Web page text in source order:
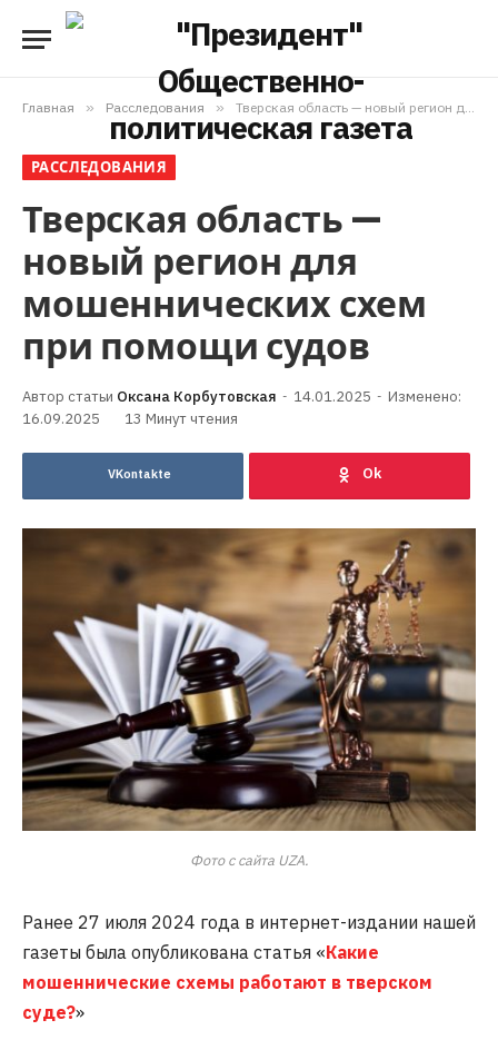
Главная » Расследования » Тверская область — новый регион для мошеннических схем при помощи судов
РАССЛЕДОВАНИЯ
Тверская область —
новый регион для
мошеннических схем
при помощи судов
Оксана Корбутовская 14.01.2025
Изменено:
16.09.2025
13 Минут чтения
VKontakte
Фото с сайта UZA.
Ранее 27 июля 2024 года в интернет-издании нашей
газеты была опубликована статья «Какие
мошеннические схемы работают в тверском
суде?»